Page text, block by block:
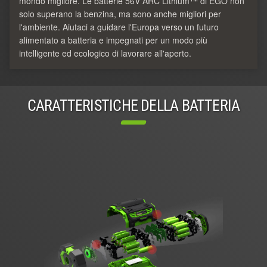
solo superano la benzina, ma sono anche migliori per
l'ambiente. Aiutaci a guidare l'Europa verso un futuro
alimentato a batteria e impegnati per un modo più
intelligente ed ecologico di lavorare all'aperto.
CARATTERISTICHE DELLA BATTERIA